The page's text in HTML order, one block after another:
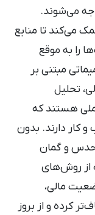
می‌شوند.
می‌کند تا منابع
را به ‌موقع
مبتنی بر
تحلیل
هستند که
کار دارند. بدون
حدس و گمان
از روش‌های
مالی،
کرده و از بروز